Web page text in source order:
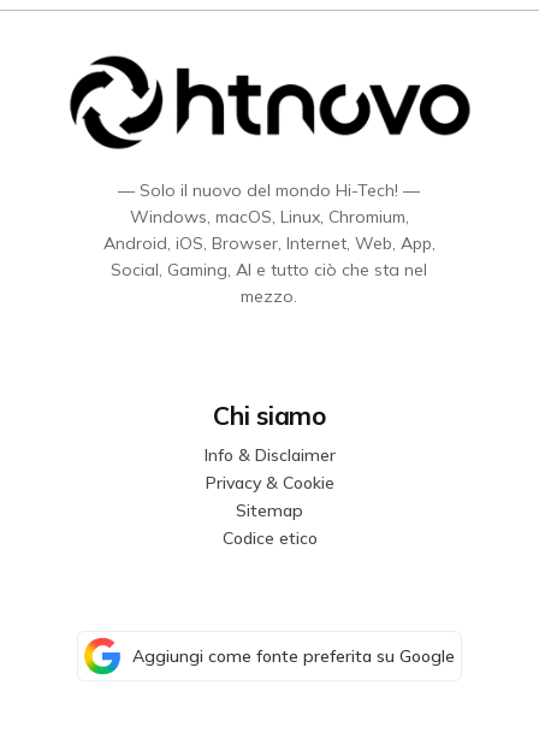
— Solo il nuovo del mondo Hi-Tech! —
Windows, macOS, Linux, Chromium,
Android, iOS, Browser, Internet, Web, App,
Social, Gaming, AI e tutto ciò che sta nel
mezzo.
Chi siamo
Info & Disclaimer
Privacy & Cookie
Sitemap
Codice etico
Aggiungi come fonte preferita su Google